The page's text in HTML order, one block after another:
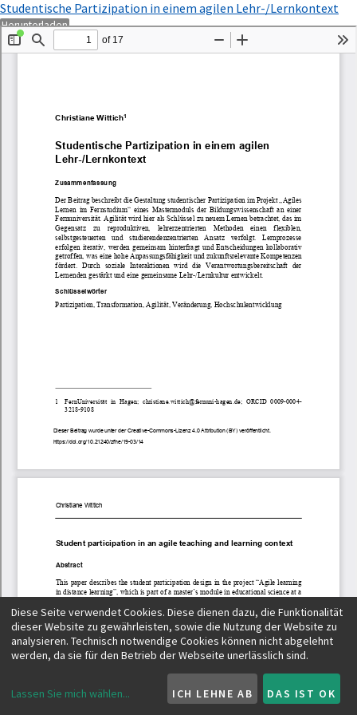
Zu
Artikeldetails
zurückkehren
Studentische Partizipation in einem agilen Lehr-/Lernkontext
HerunterladenPDF
herunterladen
Diese Seite verwendet Cookies. Diese dienen dazu, die Funktionalität
dieser Website zu gewährleisten, sowie die Nutzung der Website zu
analysieren. Technisch notwendige Cookies können nicht abgelehnt
werden, da sie für den Betrieb der Webseite unerlässlich sind.
Lassen Sie mich wählen... ICH LEHNE AB DAS IST OK